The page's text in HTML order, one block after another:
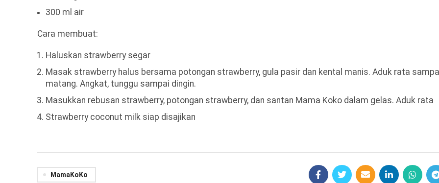
300 ml air
Cara membuat:
Haluskan strawberry segar
Masak strawberry halus bersama potongan strawberry, gula pasir dan kental manis. Aduk rata
matang. Angkat, tunggu sampai dingin.
Masukkan rebusan strawberry, potongan strawberry, dan santan Mama Koko dalam gelas. Aduk rata
Strawberry coconut milk siap disajikan
MamaKoKo